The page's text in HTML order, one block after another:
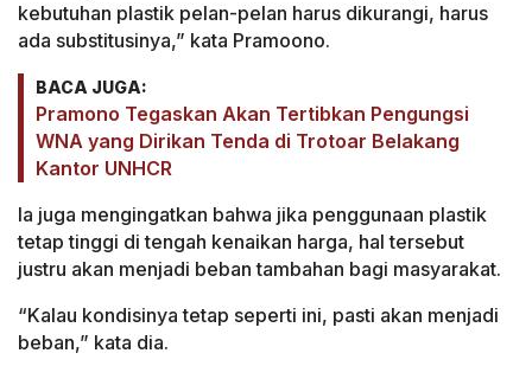
kebutuhan plastik pelan-pelan harus dikurangi, harus
ada substitusinya,” kata Pramoono.
BACA JUGA:
Pramono Tegaskan Akan Tertibkan Pengungsi
WNA yang Dirikan Tenda di Trotoar Belakang
Kantor UNHCR
Ia juga mengingatkan bahwa jika penggunaan plastik
tetap tinggi di tengah kenaikan harga, hal tersebut
justru akan menjadi beban tambahan bagi masyarakat.
“Kalau kondisinya tetap seperti ini, pasti akan menjadi
beban,” kata dia.